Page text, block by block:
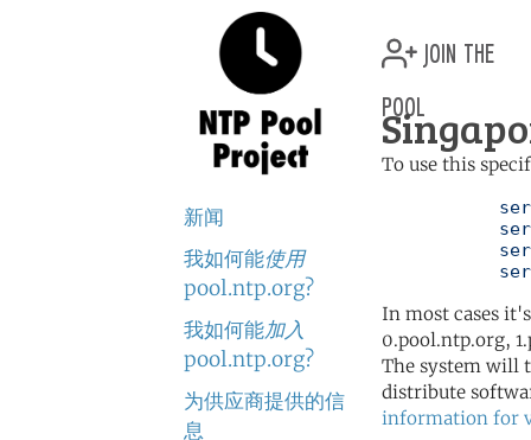
新闻
我如何能使用
pool.ntp.org?
我如何能加入
pool.ntp.org?
为供应商提供的信
息
join the
pool
To use this
In most cases
0.pool.ntp.org,
The system will
distribute
information for